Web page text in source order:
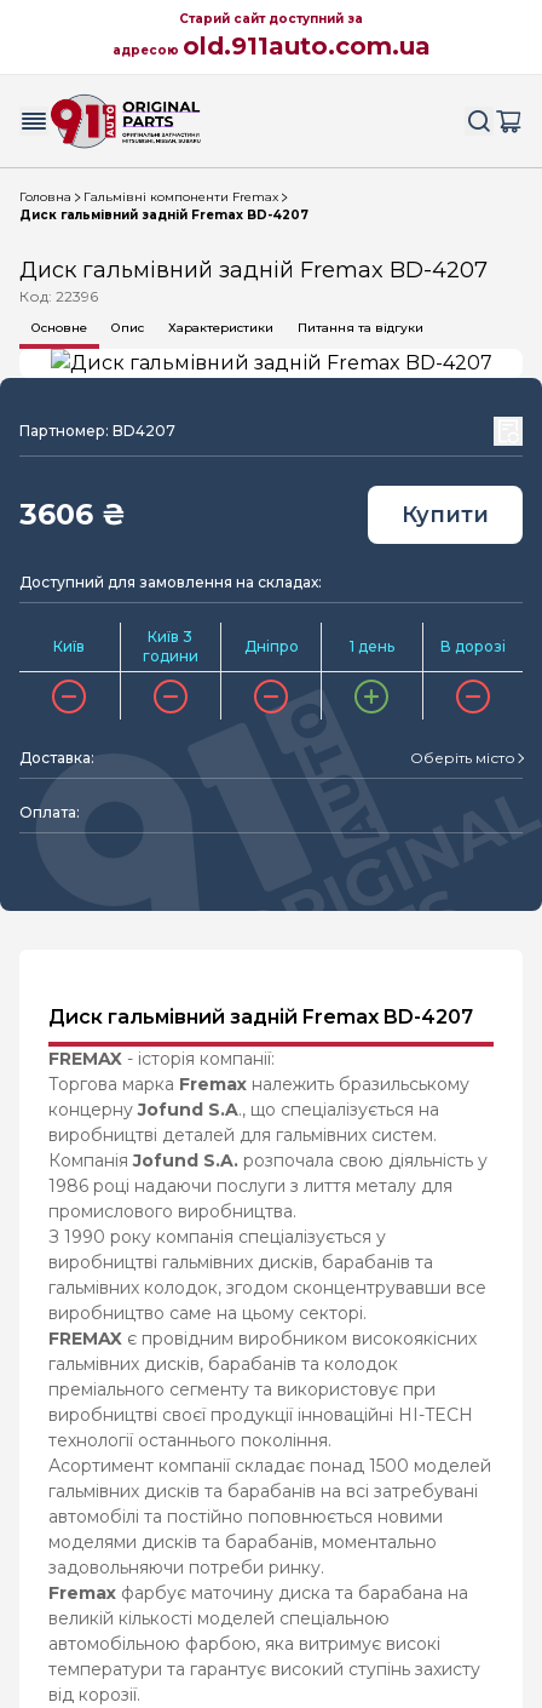
Старий сайт доступний за
адресою old.911auto.com.ua
Головна
Гальмівні компоненти Fremax
Диск гальмівний задній Fremax BD-4207
Диск гальмівний задній Fremax BD-4207
Код: 22396
Основне Опис Характеристики Питання та відгуки
Партномер: BD4207
3606 ₴ Купити
Доступний для замовлення на складах:
Київ
Київ 3
години
Дніпро 1 день В дорозі
Доставка: Оберіть місто
Оплата:
Диск гальмівний задній Fremax BD-4207
FREMAX - історія компанії:
Торгова марка Fremax належить бразильському
концернуJofund S.A., що спеціалізується на
виробництві деталей для гальмівних систем.
КомпаніяJofund S.A. розпочала свою діяльність у
1986 році надаючи послуги з лиття металу для
промислового виробництва.
З 1990 року компанія спеціалізується у
виробництві гальмівних дисків, барабанів та
гальмівних колодок, згодом сконцентрувавши все
виробництво саме на цьому секторі.
FREMAX є провідним виробником високоякісних
гальмівних дисків, барабанів та колодок
преміального сегменту та використовує при
виробництві своєї продукції інноваційні HI-TECH
технології останнього покоління.
Асортимент компанії складає понад 1500 моделей
гальмівних дисків та барабанів на всі затребувані
автомобілі та постійно поповнюється новими
моделями дисків та барабанів, моментально
задовольняючи потреби ринку.
Fremax фарбує маточину диска та барабана на
великій кількості моделей спеціальною
автомобільною фарбою, яка витримує високі
температури та гарантує високий ступінь захисту
від корозії.